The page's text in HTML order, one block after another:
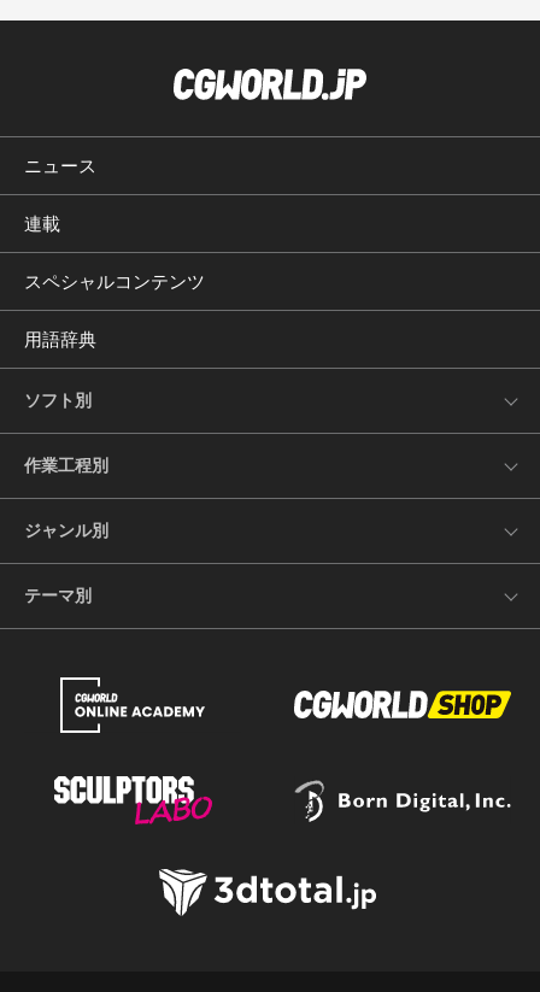
ニュース
連載
スペシャルコンテンツ
用語辞典
ソフト別
作業工程別
ジャンル別
テーマ別